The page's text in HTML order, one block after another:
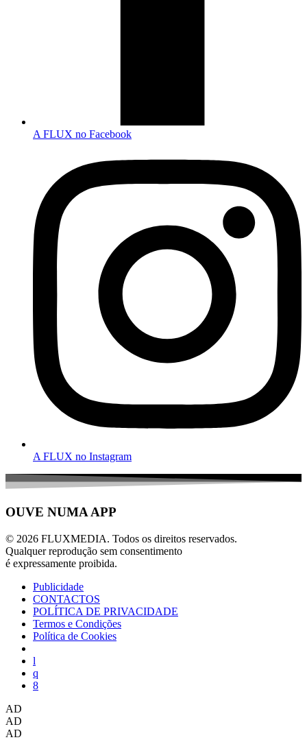
A FLUX no Facebook
A FLUX no Instagram
OUVE NUMA APP
© 2026 FLUXMEDIA. Todos os direitos reservados.
Qualquer reprodução sem consentimento
é expressamente proibida.
Publicidade
CONTACTOS
POLÍTICA DE PRIVACIDADE
Termos e Condições
Política de Cookies
AD
AD
AD